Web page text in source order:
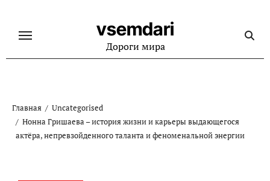
содержанию
vsemdari
Дороги мира
Главная
Uncategorised
Нонна Гришаева – история жизни и карьеры выдающегося
актёра, непревзойденного таланта и феноменальной энергии